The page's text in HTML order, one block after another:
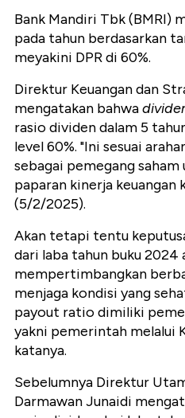
Bank Mandiri Tbk (BMRI)
pada tahun berdasarkan
meyakini DPR di 60%.
Direktur Keuangan dan
mengatakan bahwa
rasio dividen dalam 5
level 60%. "Ini sesuai
sebagai pemegang
paparan kinerja keuangan
(5/2/2025).
Akan tetapi tentu
dari laba tahun buku 2024
mempertimbangkan
menjaga kondisi yang
payout ratio dimiliki
yakni pemerintah melalui
katanya.
Sebelumnya Direktur
Darmawan Junaidi